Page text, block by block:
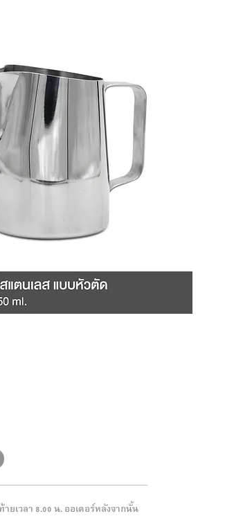
ยเวลา 8.00 น. ออเดอร์หลังจากนั้น